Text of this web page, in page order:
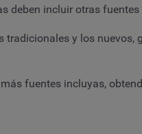
deben incluir otras
tradicionales y los nuevos,
fuentes incluyas,